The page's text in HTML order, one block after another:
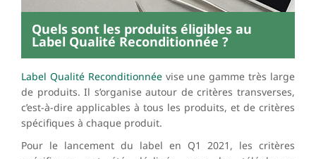
Quels sont les produits éligibles au
Label Qualité Reconditionnée ?
Label Qualité Reconditionnéevise une gamme très large
de produits. Il s’organise autour de critères transverses,
c’est-à-dire applicables à tous les produits, et de critères
spécifiques à chaque produit.
Pour le lancement du label en Q1 2021, les critères